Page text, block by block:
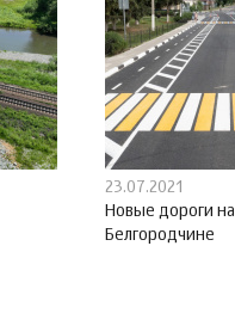
23.07.2021
Новые дороги на
Белгородчине